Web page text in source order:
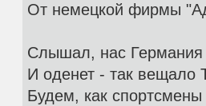
От немецкой фирмы
Слышал, нас Германия
И оденет - так вещало
Будем, как